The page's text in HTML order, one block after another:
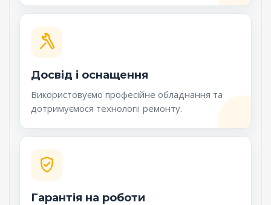
Досвід і оснащення
Використовуємо професійне обладнання та
дотримуємося технології ремонту.
Гарантія на роботи